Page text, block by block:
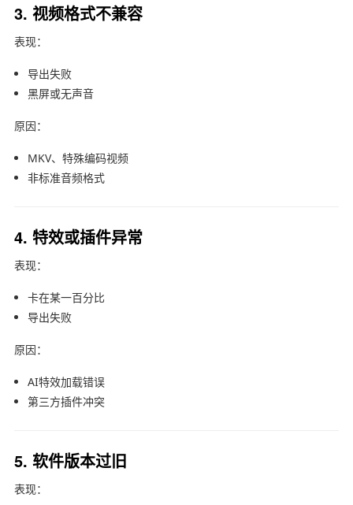
3. 视频格式不兼容
表现：
导出失败
黑屏或无声音
原因：
MKV、特殊编码视频
非标准音频格式
4. 特效或插件异常
表现：
卡在某一百分比
导出失败
原因：
AI特效加载错误
第三方插件冲突
5. 软件版本过旧
表现：